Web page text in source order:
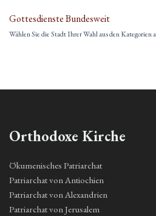
Gottesdienste Bundesweit
Wählen Sie die Stadt Ihrer Wahl aus den Kategorien
Orthodoxe Kirche
Ökumenisches Patriarchat
Patriarchat von Antiochien
Patriarchat von Alexandrien
Patriarchat von Jerusalem